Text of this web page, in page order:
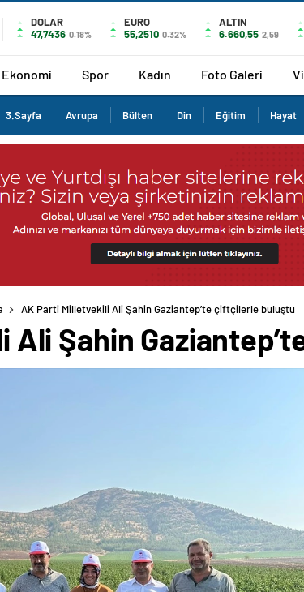
DOLAR
47,7436 0.18%
EURO
55,2510 0.32%
ALTIN
6.660,55 2,59
Ekonomi Spor Kadın Foto Galeri
3.Sayfa Avrupa Bülten Din Eğitim Hayat
AK Parti Milletvekili Ali Şahin Gaziantep’te çiftçilerle buluştu
Ali Şahin